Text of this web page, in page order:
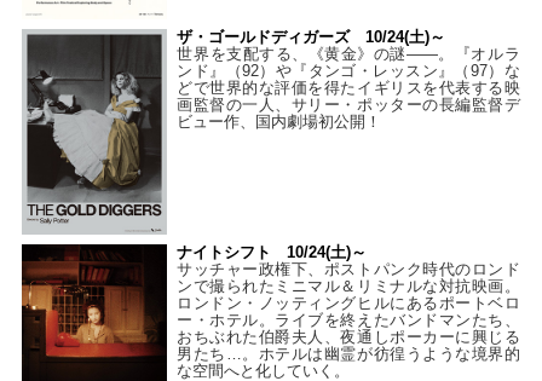
ザ・ゴールドディガーズ 10/24(土)～
世界を支配する、《黄金》の謎――。『オルラ
ンド』（92）や『タンゴ・レッスン』（97）な
どで世界的な評価を得たイギリスを代表する映
画監督の一人、サリー・ポッターの長編監督デ
ビュー作、国内劇場初公開！
ナイトシフト 10/24(土)～
サッチャー政権下、ポストパンク時代のロンド
ンで撮られたミニマル＆リミナルな対抗映画。
ロンドン・ノッティングヒルにあるポートベロ
ー・ホテル。ライブを終えたバンドマンたち、
おちぶれた伯爵夫人、夜通しポーカーに興じる
男たち…。ホテルは幽霊が彷徨うような境界的
な空間へと化していく。